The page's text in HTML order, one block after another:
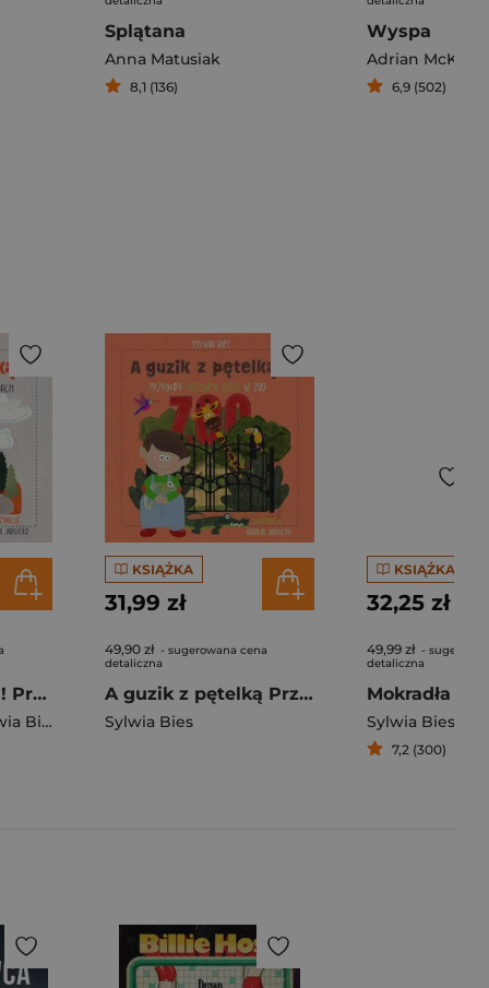
Splątana
Anna Matusiak
8,1 (136)
Wyspa
Adrian McKinty
6,9 (502)
A guzik z pętelką! Przygody Przemcia Łatki w górach
Bies
KSIĄŻKA
31,99 zł
49,90 zł - sugerowana cena
detaliczna
A guzik z pętelką Przygody Przemcia Łatki w ZOO
Sylwia Bies
KSIĄŻKA
32,25 zł
49,99 zł -
detaliczna
Mokradła
Sylwia Bies
7,2 (300)